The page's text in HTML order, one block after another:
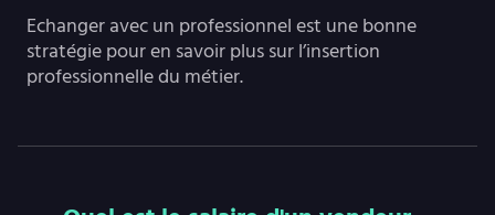
Echanger avec un professionnel est une bonne
stratégie pour en savoir plus sur l’insertion
professionnelle du métier.